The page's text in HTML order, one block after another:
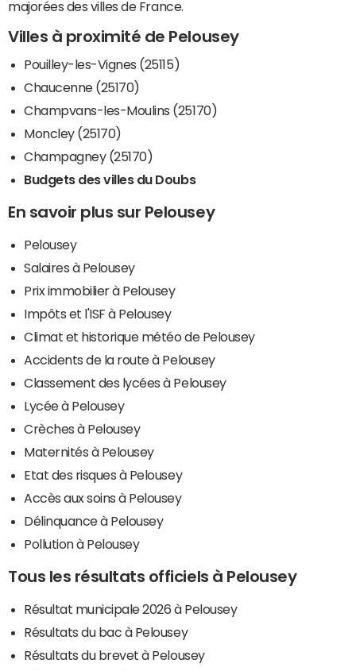
majorées des villes de France.
Villes à proximité de Pelousey
Pouilley-les-Vignes (25115)
Chaucenne (25170)
Champvans-les-Moulins (25170)
Moncley (25170)
Champagney (25170)
Budgets des villes du Doubs
En savoir plus sur Pelousey
Pelousey
Salaires à Pelousey
Prix immobilier à Pelousey
Impôts et l'ISF à Pelousey
Climat et historique météo de Pelousey
Accidents de la route à Pelousey
Classement des lycées à Pelousey
Lycée à Pelousey
Crèches à Pelousey
Maternités à Pelousey
Etat des risques à Pelousey
Accès aux soins à Pelousey
Délinquance à Pelousey
Pollution à Pelousey
Tous les résultats officiels à Pelousey
Résultat municipale 2026 à Pelousey
Résultats du bac à Pelousey
Résultats du brevet à Pelousey